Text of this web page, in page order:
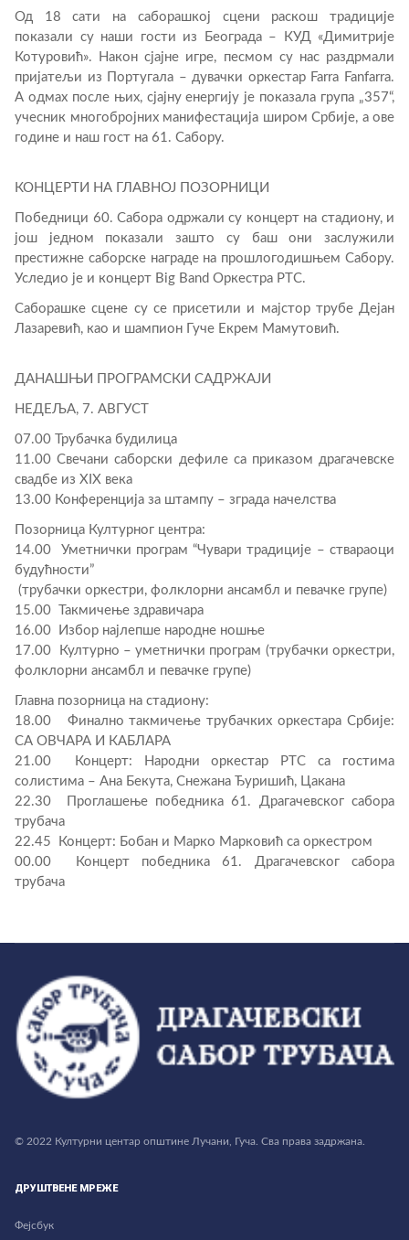
Од 18 сати на саборашкој сцени раскош традиције
показали су наши гости из Београда – КУД «Димитрије
Котуровић». Након сјајне игре, песмом су нас раздрмали
пријатељи из Португала – дувачки оркестар Farra Fanfarra.
А одмах после њих, сјајну енергију је показала група „357“,
учесник многобројних манифестација широм Србије, а ове
године и наш гост на 61. Сабору.
КОНЦЕРТИ НА ГЛАВНОЈ ПОЗОРНИЦИ
Победници 60. Сабора одржали су концерт на стадиону, и
још једном показали зашто су баш они заслужили
престижне саборске награде на прошлогодишњем Сабору.
Уследио је и концерт Big Band Оркестра РТС.
Саборашке сцене су се присетили и мајстор трубе Дејан
Лазаревић, као и шампион Гуче Екрем Мамутовић.
ДАНАШЊИ ПРОГРАМСКИ САДРЖАЈИ
НЕДЕЉА, 7. АВГУСТ
07.00 Трубачка будилица
11.00 Свечани саборски дефиле са приказом драгачевске
свадбе из XIX века
13.00 Конференција за штампу – зграда начелства
Позорница Културног центра:
14.00 Уметнички програм “Чувари традиције – ствараоци
будућности”
(трубачки оркестри, фолклорни ансамбл и певачке групе)
15.00 Такмичење здравичара
16.00 Избор најлепше народне ношње
17.00 Културно – уметнички програм (трубачки оркестри,
фолклорни ансамбл и певачке групе)
Главна позорница на стадиону:
18.00 Финално такмичење трубачких оркестара Србије:
СА ОВЧАРА И КАБЛАРА
21.00 Концерт: Народни оркестар РТС са гостима
солистима – Ана Бекута, Снежана Ђуришић, Цакана
22.30 Проглашење победника 61. Драгачевског сабора
трубача
22.45 Концерт: Бобан и Марко Марковић са оркестром
00.00 Концерт победника 61. Драгачевског сабора
трубача
© 2022 Културни центар општине Лучани, Гуча. Сва права задржана.
ДРУШТВЕНЕ МРЕЖЕ
Фејсбук